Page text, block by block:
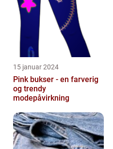
15 januar 2024
Pink bukser - en farverig
og trendy
modepåvirkning